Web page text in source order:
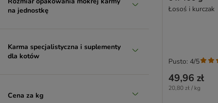
Pure Nature
PURINA Cat Chow
RAFI
Royal Canin Veterinary
na jednostkę
Karma specjalistyczna i suplementy
dla kotów
Cena za kg
Łosoś i kurczak
49,96 zł
20,80 zł / kg
Pusto: 4/5